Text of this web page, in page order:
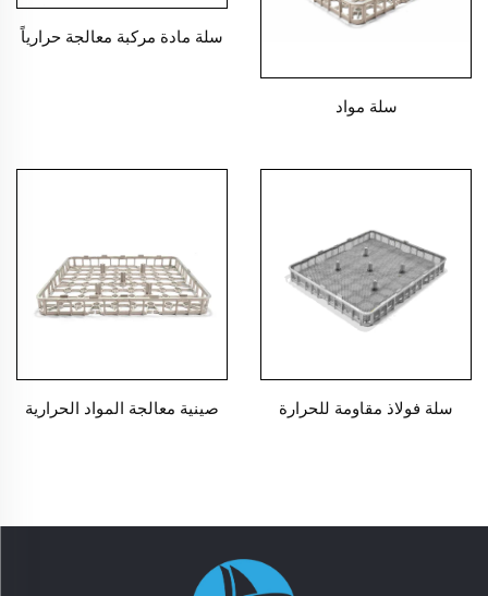
سلة مواد
سلة مادة مركبة معالجة حرارياً
سلة فولاذ مقاومة للحرارة صينية معالجة المواد الحرارية